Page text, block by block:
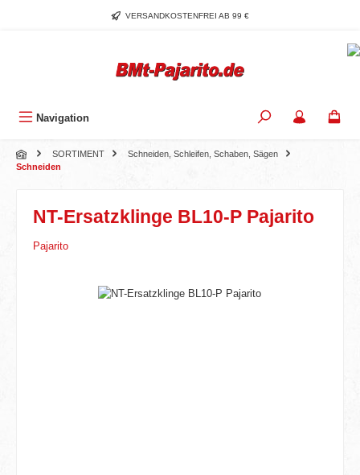
Zum Hauptinhalt springenVERSANDKOSTENFREI AB 99 €
Navigation
SORTIMENT
Schneiden, Schleifen, Schaben, Sägen
Schneiden
NT-Ersatzklinge BL10-P Pajarito
Pajarito
Bildergalerie überspringen